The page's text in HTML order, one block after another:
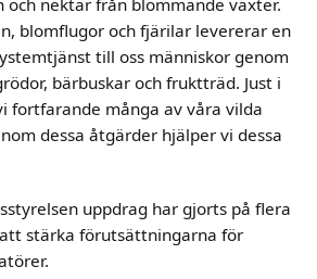
och nektar från blommande växter.
blomflugor och fjärilar levererar en
till oss människor genom
bärbuskar och fruktträd. Just i
fortfarande många av våra vilda
dessa åtgärder hjälper vi dessa
uppdrag har gjorts på flera
stärka förutsättningarna för